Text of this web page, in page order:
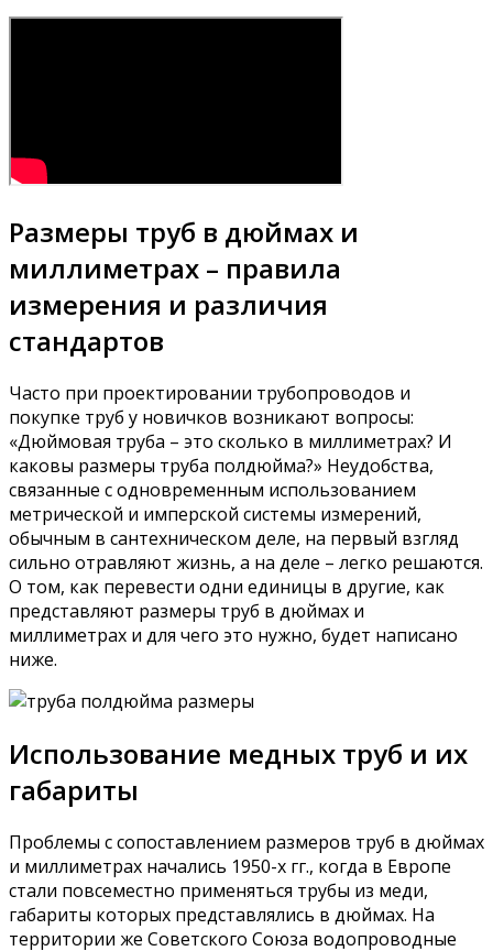
Размеры труб в дюймах и
миллиметрах – правила
измерения и различия
стандартов
Часто при проектировании трубопроводов и
покупке труб у новичков возникают вопросы:
«Дюймовая труба – это сколько в миллиметрах? И
каковы размеры труба полдюйма?» Неудобства,
связанные с одновременным использованием
метрической и имперской системы измерений,
обычным в сантехническом деле, на первый взгляд
сильно отравляют жизнь, а на деле – легко решаются.
О том, как перевести одни единицы в другие, как
представляют размеры труб в дюймах и
миллиметрах и для чего это нужно, будет написано
ниже.
Использование медных труб и их
габариты
Проблемы с сопоставлением размеров труб в дюймах
и миллиметрах начались 1950-х гг., когда в Европе
стали повсеместно применяться трубы из меди,
габариты которых представлялись в дюймах. На
территории же Советского Союза водопроводные